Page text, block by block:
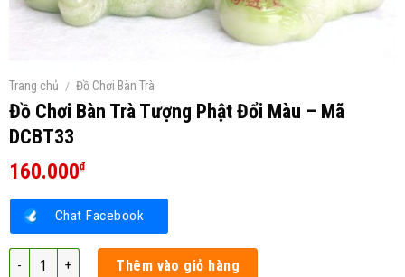
Trang chủ / Đồ Chơi Bàn Trà
Đồ Chơi Bàn Trà Tượng Phật Đổi Màu – Mã
DCBT33
160.000₫
Chat Facebook
Đồ Chơi Bàn Trà Tượng Phật Đổi Màu - Mã DCBT33 số lượng
Thêm vào giỏ hàng